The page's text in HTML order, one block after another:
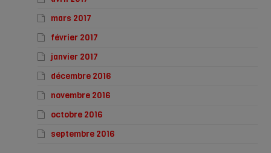
mars 2017
février 2017
janvier 2017
décembre 2016
novembre 2016
octobre 2016
septembre 2016